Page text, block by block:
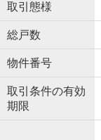
取引態様
総戸数
物件番号
取引条件の有効
期限